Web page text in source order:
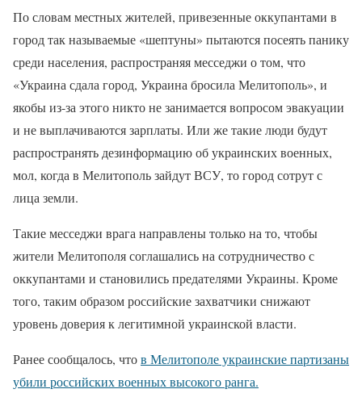
По словам местных жителей, привезенные оккупантами в
город так называемые «шептуны» пытаются посеять панику
среди населения, распространяя месседжи о том, что
«Украина сдала город, Украина бросила Мелитополь», и
якобы из-за этого никто не занимается вопросом эвакуации
и не выплачиваются зарплаты. Или же такие люди будут
распространять дезинформацию об украинских военных,
мол, когда в Мелитополь зайдут ВСУ, то город сотрут с
лица земли.
Такие месседжи врага направлены только на то, чтобы
жители Мелитополя соглашались на сотрудничество с
оккупантами и становились предателями Украины. Кроме
того, таким образом российские захватчики снижают
уровень доверия к легитимной украинской власти.
Ранее сообщалось, чтов Мелитополе украинские партизаны
убили российских военных высокого ранга.